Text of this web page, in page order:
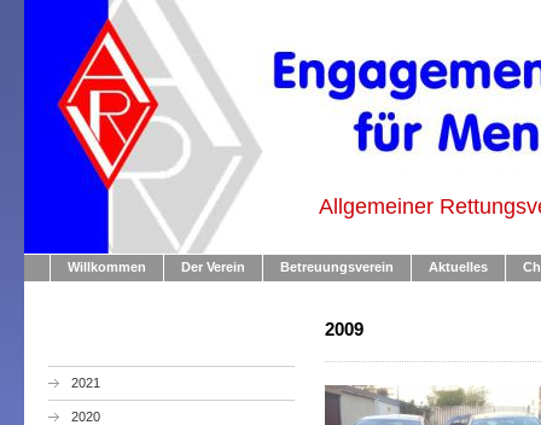
Allgemeiner
Willkommen Der Verein Betreuungsverein Aktuelles
2021
2020
2009